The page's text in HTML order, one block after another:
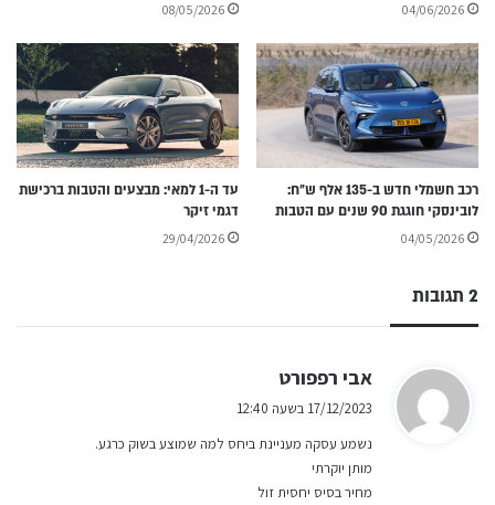
04/06/2026
08/05/2026
רכב חשמלי חדש ב-135 אלף ש״ח:
לובינסקי חוגגת 90 שנים עם הטבות
04/05/2026
עד ה-1 למאי: מבצעים והטבות ברכישת
דגמי זיקר
29/04/2026
2 תגובות
אבי רפפורט
ב
17/12/2023 בשעה 12:40
נשמע עסקה מעניינת ביחס למה שמוצע בשוק כרגע.
מותן יוקרתי
מחיר בסיס יחסית זול